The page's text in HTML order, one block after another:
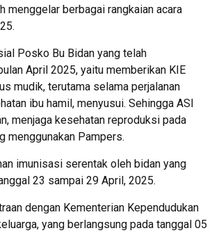
menggelar berbagai rangkaian acara
Posko Bu Bidan yang telah
April 2025, yaitu memberikan KIE
mudik, terutama selama perjalanan
ibu hamil, menyusui. Sehingga ASI
menjaga kesehatan reproduksi pada
menggunakan Pampers.
imunisasi serentak oleh bidan yang
23 sampai 29 April, 2025.
dengan Kementerian Kependudukan
yang berlangsung pada tanggal 05